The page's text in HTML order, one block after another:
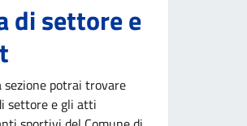
di settore e
potrai trovare
settore e gli atti